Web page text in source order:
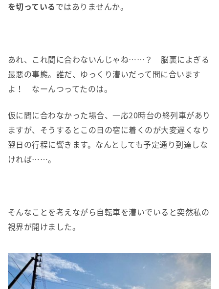
を切っているではありませんか。
あれ、これ間に合わないんじゃね……？ 脳裏によぎる
最悪の事態。誰だ、ゆっくり漕いだって間に合います
よ！ なーんつってたのは。
仮に間に合わなかった場合、一応20時台の終列車があり
ますが、そうするとこの日の宿に着くのが大変遅くなり
翌日の行程に響きます。なんとしても予定通り到達しな
ければ……。
そんなことを考えながら自転車を漕いでいると突然私の
視界が開けました。